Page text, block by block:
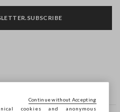
cookies and anonymous
Continue without Accepting